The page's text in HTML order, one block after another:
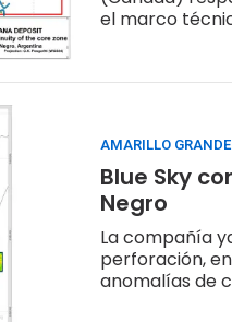
el marco
AMARILLO GRANDE
Blue Sky
Negro
La compañía
perforación,
anomalías de